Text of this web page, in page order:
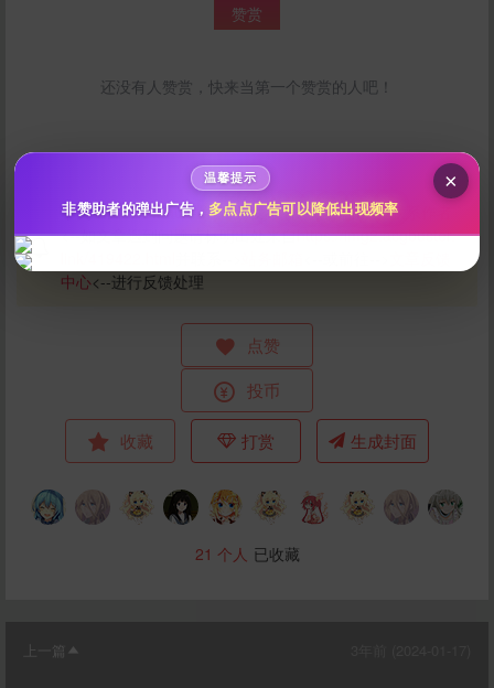
50
200 分 500 自定义
立刻支付
赞赏
还没有人赞赏，快来当第一个赞赏的人吧！
本文章由-->BIMI0<--编辑并发布, 转载/补档请-->联系作者
<--如文章遇到问题请标明出处来自https://img2.acgbuster.
中心<--进行反馈处理
点赞
投币
收藏 打赏 生成封面
21 个人 已收藏
上一篇
×
温馨提示
非赞助者的弹出广告， 多点点广告可以降低出现频率